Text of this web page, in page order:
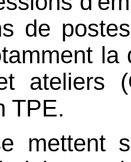
de
la
ateliers
TPE.
mettent